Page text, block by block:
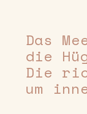
Das
die
Die
um